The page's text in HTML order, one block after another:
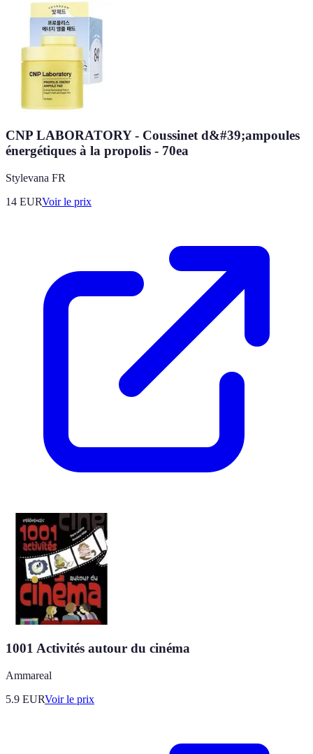
CNP LABORATORY - Coussinet d&#39;ampoules
énergétiques à la propolis - 70ea
Stylevana FR
14 EURVoir le prix
1001 Activités autour du cinéma
Ammareal
5.9 EURVoir le prix